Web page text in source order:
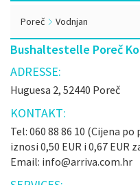
Poreč Vodnjan
Bushaltestelle Poreč
ADRESSE:
Huguesa 2, 52440 Poreč
KONTAKT:
Tel: 060 88 86 10 (Cijena
iznosi 0,50 EUR i 0,67 EUR
Email: info@arriva.com.hr